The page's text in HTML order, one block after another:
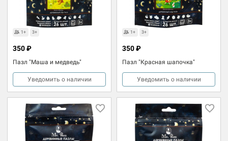
1+ 3+
Пазл "Маша и медведь"
350 ₽
Уведомить о наличии
1+ 3+
Пазл "Красная шапочка"
350 ₽
Уведомить о наличии